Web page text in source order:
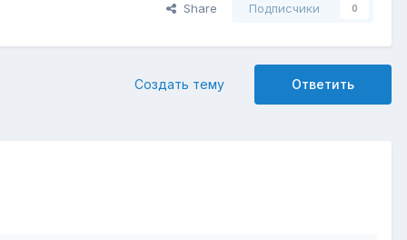
Share Подписчики 0
Ответить
Создать тему